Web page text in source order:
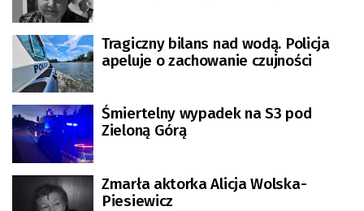
Tragiczny bilans nad wodą. Policja
apeluje o zachowanie czujności
Śmiertelny wypadek na S3 pod
Zieloną Górą
Zmarła aktorka Alicja Wolska-
Piesiewicz